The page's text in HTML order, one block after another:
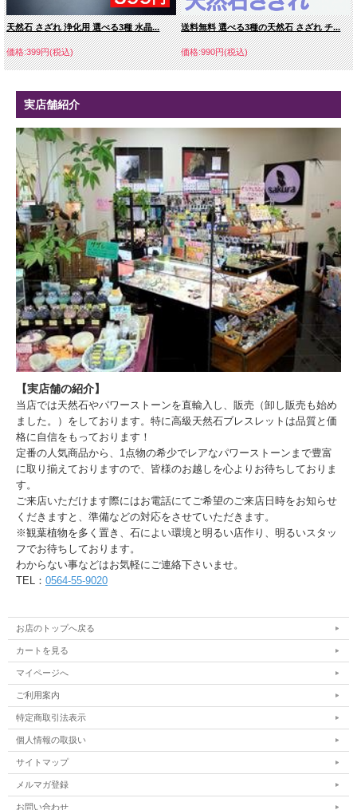
天然石 さざれ 浄化用 選べる3種 水晶...
価格:399円(税込)
送料無料 選べる3種の天然石 さざれ チ...
価格:990円(税込)
実店舗紹介
【実店舗の紹介】
当店では天然石やパワーストーンを直輸入し、販売（卸し販売も始め
ました。）をしております。特に高級天然石ブレスレットは品質と価
格に自信をもっております！
定番の人気商品から、1点物の希少でレアなパワーストーンまで豊富
に取り揃えておりますので、皆様のお越しを心よりお待ちしておりま
す。
ご来店いただけます際にはお電話にてご希望のご来店日時をお知らせ
くだきますと、準備などの対応をさせていただきます。
※観葉植物を多く置き、石によい環境と明るい店作り、明るいスタッ
フでお待ちしております。
わからない事などはお気軽にご連絡下さいませ。
TEL： 0564-55-9020
お店のトップへ戻る
カートを見る
マイページへ
ご利用案内
特定商取引法表示
個人情報の取扱い
サイトマップ
メルマガ登録
お問い合わせ